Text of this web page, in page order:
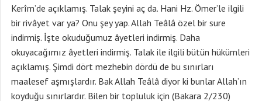
Kerîm’de açıklamış. Talak şeyini aç da. Hani Hz. Ömer’le ilgili
bir rivâyet var ya? Onu şey yap. Allah Teâlâ özel bir sure
indirmiş. İşte okuduğumuz âyetleri indirmiş. Daha
okuyacağımız âyetleri indirmiş. Talak ile ilgili bütün hükümleri
açıklamış. Şimdi dört mezhebin dördü de bu sınırları
maalesef aşmışlardır. Bak Allah Teâlâ diyor ki bunlar Allah’ın
koyduğu sınırlardır. Bilen bir topluluk için (Bakara 2/230)